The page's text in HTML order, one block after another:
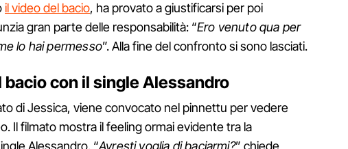
il video del bacio, ha provato a giustificarsi per poi
gran parte delle responsabilità: “Ero venuto qua per
lo hai permesso”. Alla fine del confronto si sono lasciati.
bacio con il single Alessandro
di Jessica, viene convocato nel pinnettu per vedere
Il filmato mostra il feeling ormai evidente tra la
Alessandro. “Avresti voglia di baciarmi?” chiede